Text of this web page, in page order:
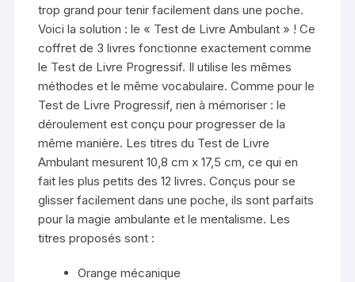
trop grand pour tenir facilement dans une poche.
Voici la solution : le « Test de Livre Ambulant » ! Ce
coffret de 3 livres fonctionne exactement comme
le Test de Livre Progressif. Il utilise les mêmes
méthodes et le même vocabulaire. Comme pour le
Test de Livre Progressif, rien à mémoriser : le
déroulement est conçu pour progresser de la
même manière. Les titres du Test de Livre
Ambulant mesurent 10,8 cm x 17,5 cm, ce qui en
fait les plus petits des 12 livres. Conçus pour se
glisser facilement dans une poche, ils sont parfaits
pour la magie ambulante et le mentalisme. Les
titres proposés sont :
Orange mécanique